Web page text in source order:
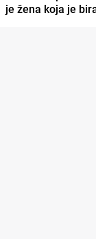
je žena koja je